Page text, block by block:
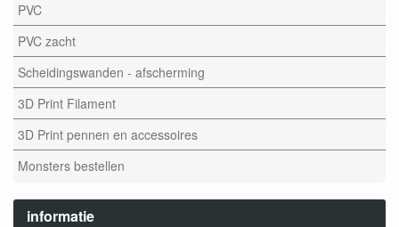
PVC
PVC zacht
Scheidingswanden - afscherming
3D Print Filament
3D Print pennen en accessoires
Monsters bestellen
informatie